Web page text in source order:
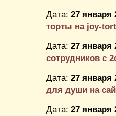
Дата: 27 января
торты на joy-
Дата: 27 января
сотрудников с
Дата: 27 января
для души на
Дата: 27 января